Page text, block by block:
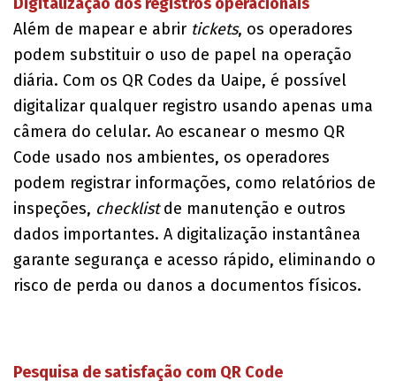
Além de mapear e abrir tickets, os operadores
podem substituir o uso de papel na operação
diária. Com os QR Codes da Uaipe, é possível
digitalizar qualquer registro usando apenas uma
câmera do celular. Ao escanear o mesmo QR
Code usado nos ambientes, os operadores
podem registrar informações, como relatórios de
inspeções, checklistde manutenção e outros
dados importantes. A digitalização instantânea
garante segurança e acesso rápido, eliminando o
risco de perda ou danos a documentos físicos.
Pesquisa de satisfação com QR Code